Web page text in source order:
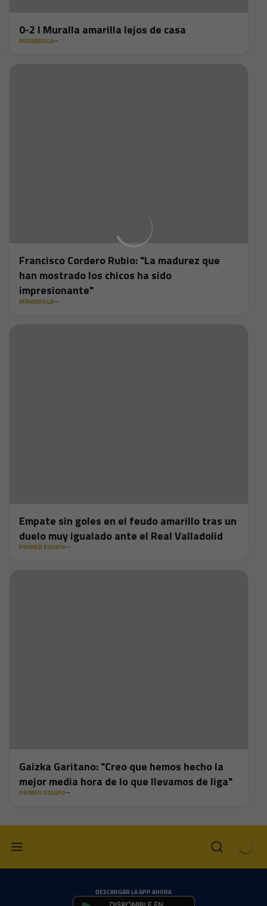
0-2 I Muralla amarilla lejos de casa
MIRANDILLA
Francisco Cordero Rubio: "La madurez que
han mostrado los chicos ha sido
impresionante"
MIRANDILLA
Empate sin goles en el feudo amarillo tras un
duelo muy igualado ante el Real Valladolid
PRIMER EQUIPO
Gaizka Garitano: "Creo que hemos hecho la
mejor media hora de lo que llevamos de liga"
PRIMER EQUIPO
DESCARGAR LA APP AHORA